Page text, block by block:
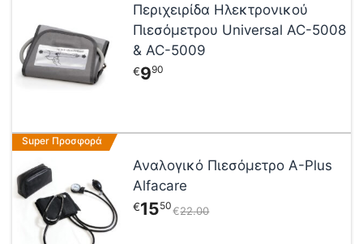
Περιχειρίδα Ηλεκτρονικού
Πιεσόμετρου Universal AC-5008
& AC-5009
990
€
προϊόν
έχει
πολλαπλές
παραλλαγές.
να
επιλεγούν
στη
σελίδα
προϊόντος
Super Προσφορά
Αναλογικό Πιεσόμετρο A-Plus
Alfacare
22 00
€
1550
€